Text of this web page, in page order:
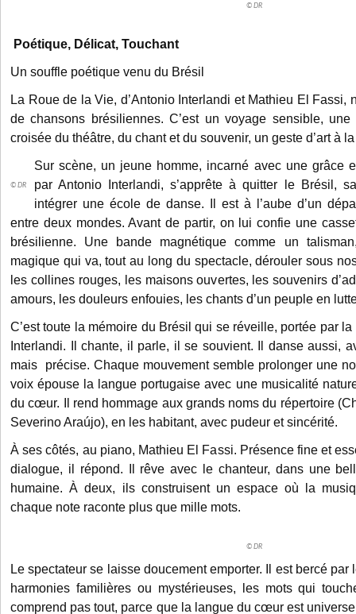
© DR
Poétique, Délicat, Touchant
Un souffle poétique venu du Brésil
La Roue de la Vie, d’Antonio Interlandi et Mathieu El Fassi,
de chansons brésiliennes. C’est un voyage sensible,
croisée du théâtre, du chant et du souvenir, un geste d’art à
© DR
Sur scène, un jeune homme, incarné avec une grâce
par Antonio Interlandi, s’apprête à quitter le Brésil,
intégrer une école de danse. Il est à l’aube d’un
entre deux mondes. Avant de partir, on lui confie une
brésilienne. Une bande magnétique comme un
magique qui va, tout au long du spectacle, dérouler sous
les collines rouges, les maisons ouvertes, les souvenirs
amours, les douleurs enfouies, les chants d’un peuple en
C’est toute la mémoire du Brésil qui se réveille, portée par
Interlandi. Il chante, il parle, il se souvient. Il danse aussi,
mais précise. Chaque mouvement semble prolonger une
voix épouse la langue portugaise avec une musicalité
du cœur. Il rend hommage aux grands noms du répertoire
Severino Araújo), en les habitant, avec pudeur et sincérité.
À ses côtés, au piano, Mathieu El Fassi. Présence fine et
dialogue, il répond. Il rêve avec le chanteur, dans une
humaine. À deux, ils construisent un espace où la
chaque note raconte plus que mille mots.
© DR
Le spectateur se laisse doucement emporter. Il est bercé
harmonies familières ou mystérieuses, les mots qui
comprend pas tout, parce que la langue du cœur est